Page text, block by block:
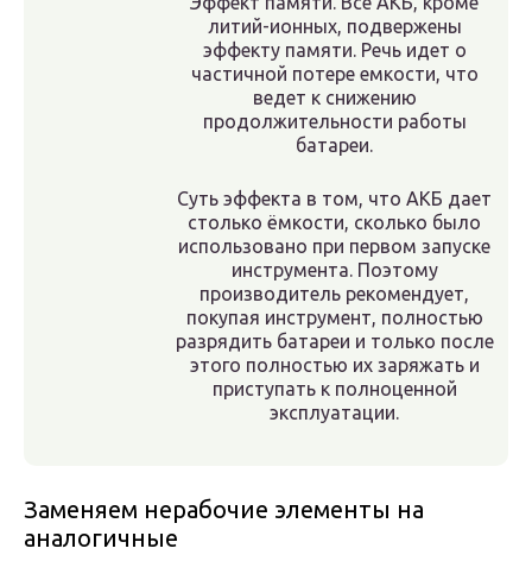
литий-ионных, подвержены
эффекту памяти. Речь идет о
частичной потере емкости, что
ведет к снижению
продолжительности работы
батареи.
Суть эффекта в том, что АКБ дает
столько ёмкости, сколько было
использовано при первом запуске
инструмента. Поэтому
производитель рекомендует,
покупая инструмент, полностью
разрядить батареи и только после
этого полностью их заряжать и
приступать к полноценной
эксплуатации.
Заменяем нерабочие элементы на
аналогичные